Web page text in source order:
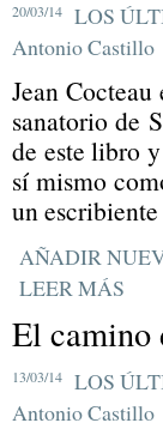
20/03/14
LOS
Antonio Castillo
Jean Cocteau
sanatorio de
de este libro
sí mismo
un
AÑADIR
LEER MÁS
El camino
13/03/14
LOS
Antonio Castillo